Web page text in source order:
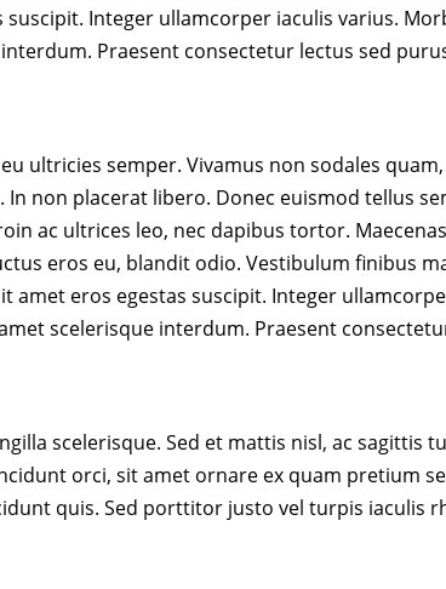
Integer ullamcorper iaculis varius.
Praesent consectetur lectus sed
ultricies semper. Vivamus non sodales
non placerat libero. Donec euismod tellus
ac ultrices leo, nec dapibus tortor.
eros eu, blandit odio. Vestibulum finibus
eros egestas suscipit. Integer
scelerisque interdum. Praesent
scelerisque. Sed et mattis nisl, ac sagittis
orci, sit amet ornare ex quam pretium
quis. Sed porttitor justo vel turpis iaculis